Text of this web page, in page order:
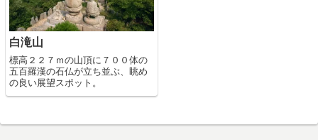
白滝山
標高２２７ｍの山頂に７００体の
五百羅漢の石仏が立ち並ぶ、眺め
の良い展望スポット。